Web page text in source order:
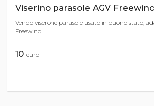
Viserino parasole AGV Freewind
Vendo viserone parasole usato in buono stato,
Freewind
10 euro